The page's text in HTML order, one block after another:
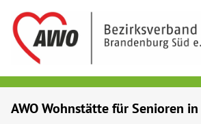
AWO Wohnstätte für Senioren